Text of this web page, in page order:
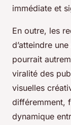
immédiate et
En outre, les
d’atteindre
pourrait
viralité des
visuelles
différemment,
dynamique